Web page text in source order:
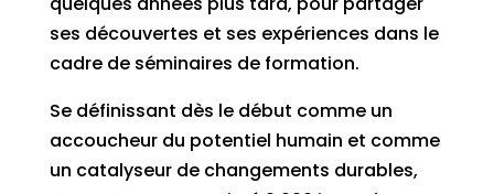
ses découvertes et ses expériences dans le
cadre de séminaires de formation.
Se définissant dès le début comme un
accoucheur du potentiel humain et comme
un catalyseur de changements durables,